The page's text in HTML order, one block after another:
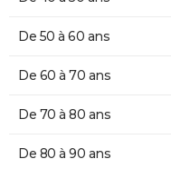
De 50 à 60 ans
De 60 à 70 ans
De 70 à 80 ans
De 80 à 90 ans